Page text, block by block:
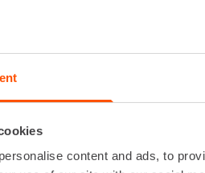
content and ads, to